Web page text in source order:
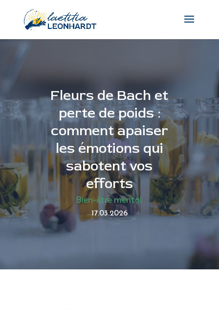
Fleurs de Bach et
perte de poids :
comment apaiser
les émotions qui
sabotent vos
efforts
Bien-être mental
17.03.2026